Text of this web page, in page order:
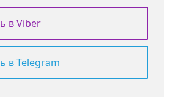
в Viber
в Telegram